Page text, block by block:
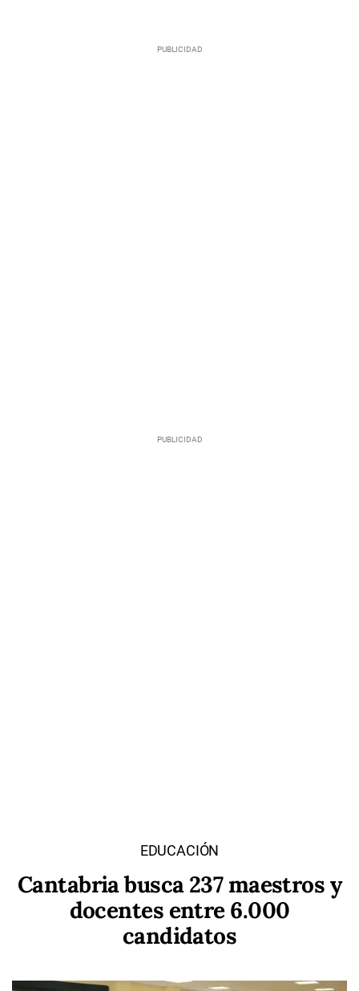
EDUCACIÓN
Cantabria busca 237 maestros y
docentes entre 6.000
candidatos